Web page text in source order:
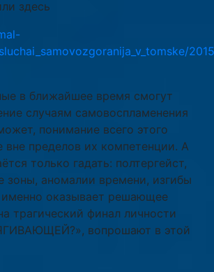
здесь
в ближайшее время смогут
случаям самовоспламенения
понимание всего этого
пределов их компетенции. А
только гадать: полтергейст,
зоны, аномалии времени, изгибы
оказывает решающее
трагический финал личности
вопрошают в этой